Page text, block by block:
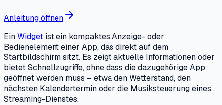
Anleitung öffnen
EinWidget ist ein kompaktes Anzeige- oder
Bedienelement einer App, das direkt auf dem
Startbildschirm sitzt. Es zeigt aktuelle Informationen oder
bietet Schnellzugriffe, ohne dass die dazugehörige App
geöffnet werden muss – etwa den Wetterstand, den
nächsten Kalendertermin oder die Musiksteuerung eines
Streaming-Dienstes.